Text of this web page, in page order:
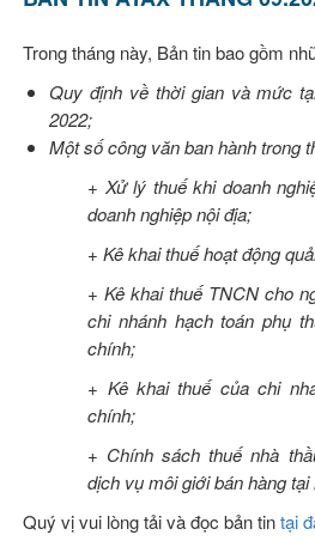
Trong tháng này, Bản tin bao gồm
Quy định về thời gian và mức
2022;
Một số công văn ban hành trong
+ Xử lý thuế khi doanh
doanh nghiệp nội địa;
+ Kê khai thuế hoạt động
+ Kê khai thuế TNCN cho
chi nhánh hạch toán phụ
chính;
+ Kê khai thuế của chi
chính;
+ Chính sách thuế nhà
dịch vụ môi giới bán hàng
Quý vị vui lòng tải và đọc bản tintại